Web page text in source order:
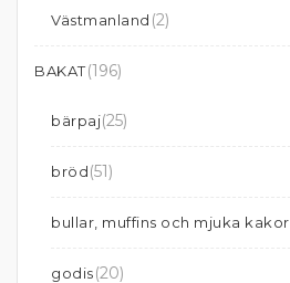
Västmanland (2)
BAKAT(196)
bärpaj(25)
bröd(51)
bullar, muffins och mjuka kakor
godis(20)